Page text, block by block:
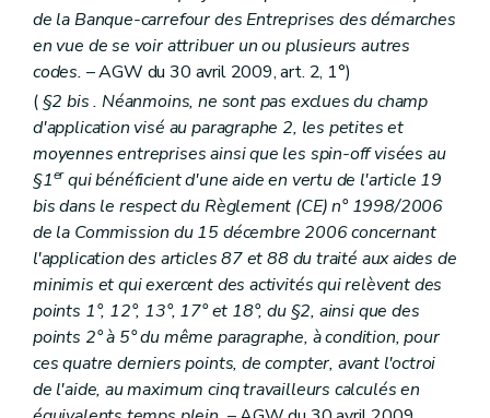
de la Banque-carrefour des Entreprises des démarches
en vue de se voir attribuer un ou plusieurs autres
codes. – AGW du 30 avril 2009, art. 2, 1°)
( §2bis. Néanmoins, ne sont pas exclues du champ
d'application visé au paragraphe 2, les petites et
moyennes entreprises ainsi que les spin-off visées au
§1erqui bénéficient d'une aide en vertu de l'article 19
bisdans le respect du Règlement (CE) n° 1998/2006
de la Commission du 15 décembre 2006 concernant
l'application des articles 87 et 88 du traité aux aides de
minimis et qui exercent des activités qui relèvent des
points 1°, 12°, 13°, 17° et 18°, du §2, ainsi que des
points 2° à 5° du même paragraphe, à condition, pour
ces quatre derniers points, de compter, avant l'octroi
de l'aide, au maximum cinq travailleurs calculés en